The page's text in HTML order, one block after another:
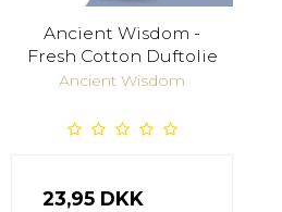
Ancient Wisdom -
Fresh Cotton Duftolie
Ancient Wisdom
23,95 DKK